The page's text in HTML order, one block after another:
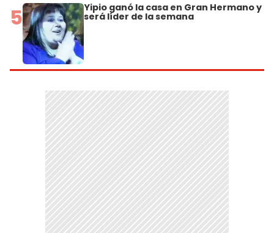
5 Yipio ganó la casa en Gran Hermano y
será líder de la semana